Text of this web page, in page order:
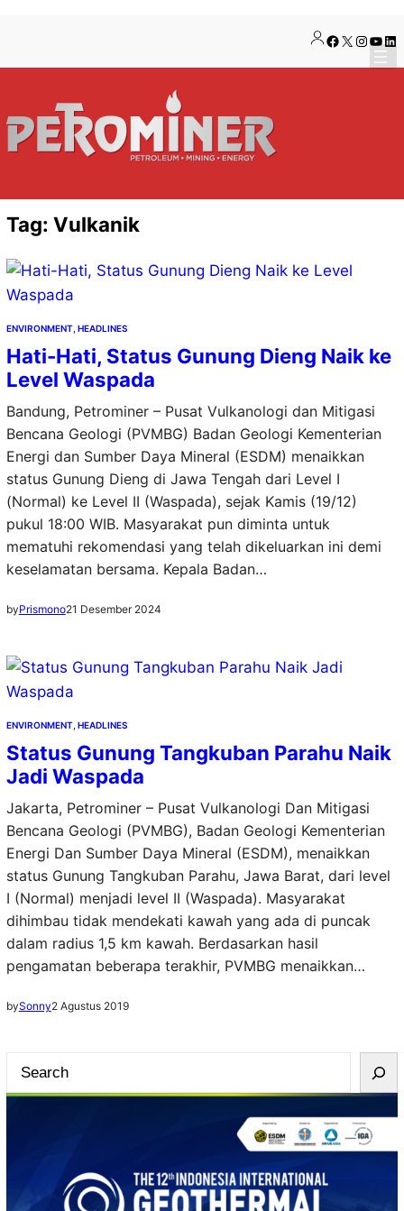
Facebook
X
Tag: Vulkanik
ENVIRONMENT, HEADLINES
Hati-Hati, Status Gunung Dieng Naik ke
Level Waspada
Bandung, Petrominer – Pusat Vulkanologi dan Mitigasi
Bencana Geologi (PVMBG) Badan Geologi Kementerian
Energi dan Sumber Daya Mineral (ESDM) menaikkan
status Gunung Dieng di Jawa Tengah dari Level I
(Normal) ke Level II (Waspada), sejak Kamis (19/12)
pukul 18:00 WIB. Masyarakat pun diminta untuk
mematuhi rekomendasi yang telah dikeluarkan ini demi
keselamatan bersama. Kepala Badan…
byPrismono21 Desember 2024
ENVIRONMENT, HEADLINES
Status Gunung Tangkuban Parahu Naik
Jadi Waspada
Jakarta, Petrominer – Pusat Vulkanologi Dan Mitigasi
Bencana Geologi (PVMBG), Badan Geologi Kementerian
Energi Dan Sumber Daya Mineral (ESDM), menaikkan
status Gunung Tangkuban Parahu, Jawa Barat, dari level
I (Normal) menjadi level II (Waspada). Masyarakat
dihimbau tidak mendekati kawah yang ada di puncak
dalam radius 1,5 km kawah. Berdasarkan hasil
pengamatan beberapa terakhir, PVMBG menaikkan…
bySonny2 Agustus 2019